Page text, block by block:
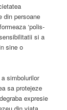
din persoane
‘polis-
si a
sine o
simbolurilor
sa protejeze
expresie